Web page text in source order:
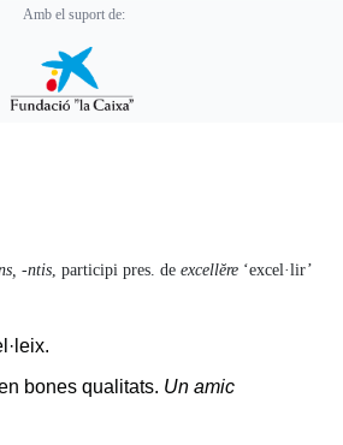
-ntis, participi pres. de excellĕre ‘excel·lir’
bones qualitats. Un amic
Amb el suport de: